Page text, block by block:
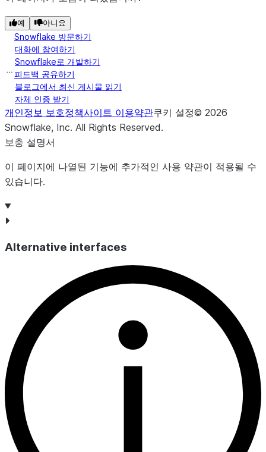
metadata
visibility
VISIBLE
contract_type
요금제 계약 유형으로, 다
updated_on
요금제가 마지막으로 업
데이트된 날짜 및 시간입
예 아니요
Snowflake 방문하기
대화에 참여하기
Snowflake로 개발하기
피드백 공유하기
블로그에서 최신 게시물 읽기
자체 인증 받기
개인정보 보호정책사이트 이용약관쿠키 설정© 2026
Snowflake, Inc. All Rights Reserved.
보충 설명서
이 페이지에 나열된 기능에 추가적인 사용 약관이 적용될 수
있습니다.
Alternative interfaces